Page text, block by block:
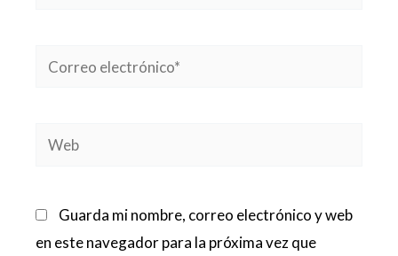
Correo
Web
Guarda mi nombre, correo electrónico y web
en este navegador para la próxima vez que